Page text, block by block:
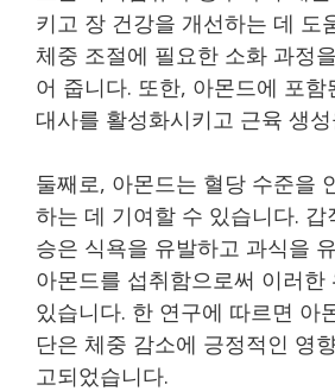
키고 장 건강을 개선하는 데 도
체중 조절에 필요한 소화 과정
어 줍니다. 또한, 아몬드에 포함
대사를 활성화시키고 근육 생
둘째로, 아몬드는 혈당 수준을
하는 데 기여할 수 있습니다.
승은 식욕을 유발하고 과식을
아몬드를 섭취함으로써 이러한
있습니다. 한 연구에 따르면 아
단은 체중 감소에 긍정적인 영
고되었습니다.